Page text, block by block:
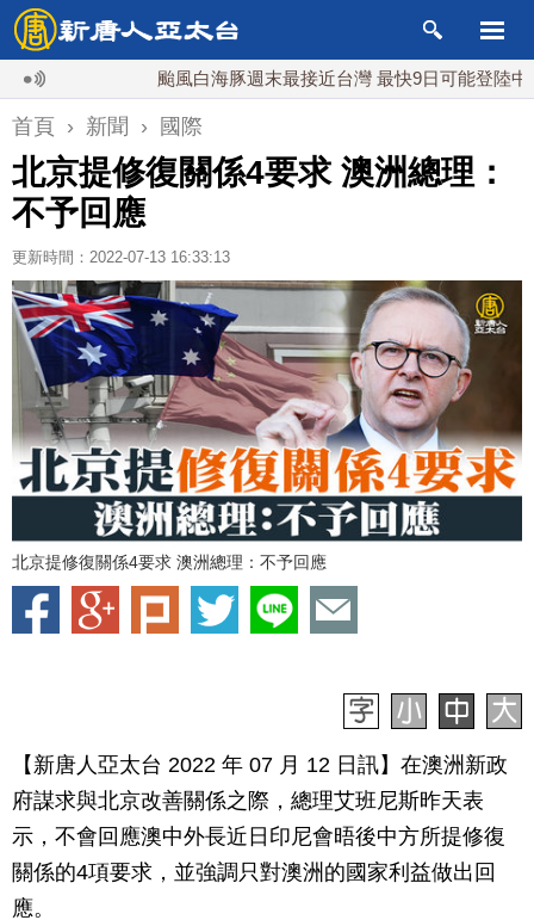
颱風白海豚週末最接近台灣 最快9日可能登陸中國
首頁 › 新聞 › 國際
北京提修復關係4要求 澳洲總理：
不予回應
更新時間：2022-07-13 16:33:13
北京提修復關係4要求 澳洲總理：不予回應
【新唐人亞太台 2022 年 07 月 12 日訊】在澳洲新政
府謀求與北京改善關係之際，總理艾班尼斯昨天表
示，不會回應澳中外長近日印尼會晤後中方所提修復
關係的4項要求，並強調只對澳洲的國家利益做出回
應。